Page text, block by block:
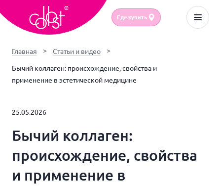
Где купить
Главная Статьи и видео
Бычий коллаген: происхождение, свойства и
применение в эстетической медицине
25.05.2026
Бычий коллаген:
происхождение, свойства
и применение в